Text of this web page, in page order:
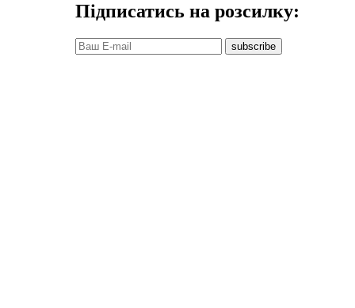
Підписатись на розсилку:
subscribe